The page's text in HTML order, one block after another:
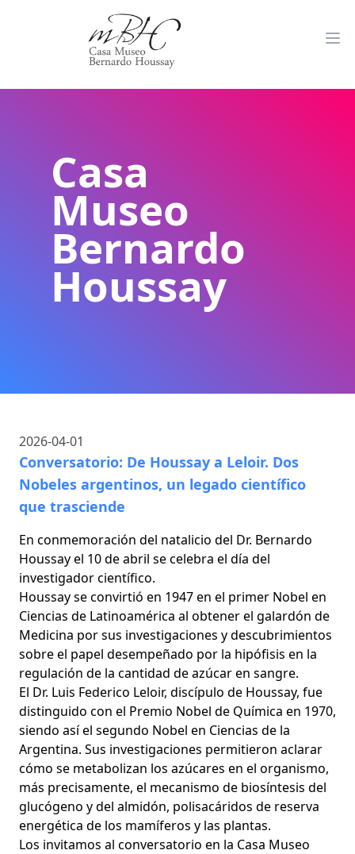
Casa
Museo
Bernardo
Houssay
2026-04-01
Conversatorio: De Houssay a Leloir. Dos
Nobeles argentinos, un legado científico
que trasciende
En conmemoración del natalicio del Dr. Bernardo
Houssay el 10 de abril se celebra el día del
investigador científico.
Houssay se convirtió en 1947 en el primer Nobel en
Ciencias de Latinoamérica al obtener el galardón de
Medicina por sus investigaciones y descubrimientos
sobre el papel desempeñado por la hipófisis en la
regulación de la cantidad de azúcar en sangre.
El Dr. Luis Federico Leloir, discípulo de Houssay, fue
distinguido con el Premio Nobel de Química en 1970,
siendo así el segundo Nobel en Ciencias de la
Argentina. Sus investigaciones permitieron aclarar
cómo se metabolizan los azúcares en el organismo,
más precisamente, el mecanismo de biosíntesis del
glucógeno y del almidón, polisacáridos de reserva
energética de los mamíferos y las plantas.
Los invitamos al conversatorio en la Casa Museo